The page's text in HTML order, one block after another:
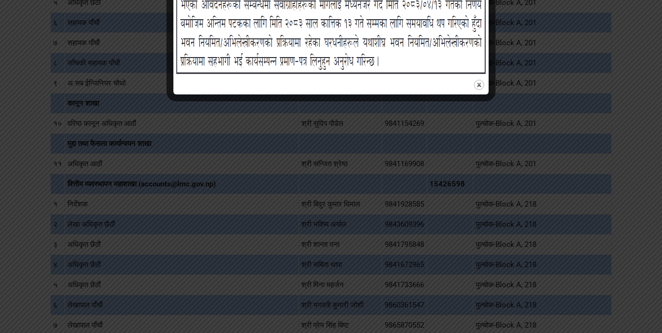
५ अधिकृत छैठौं श्री लक्ष्मी सुवेदी 9849141736 पुल्चोक-Block A, 201
६ सहायक पाँचौं श्री राम महर्जन 9841211161 पुल्चोक-Block A, 201
७ सहायक पाँचौं श्री उद्धव विष्ट 9841239832 पुल्चोक-Block A, 201
८ जाँचकी सहायक पाँचौं श्री माया नाथ पहरी पुल्चोक-Block A, 201
९ अ.सब ईन्जिनियर चौथो पुल्चोक-Block A, 201
कानून शाखा
१० वरिष्ठ कानून अधिकृत आठौं श्री सुदिप पौडेल 9841154269 पुल्चोक-Block A, 201
मुद्दा तथा फैसला कार्यान्वयन शाखा
११ अधिकृत आठौं श्री सन्जित श्रेष्ठ 9841169908 पुल्चोक-Block A, 201
वित्तीय व्यवस्थापन महाशाखा (accounts@lmc.gov.np) 15426598
१ निर्देशक श्री बिदुर कुमार धिमाल 9841928585 पुल्चोक-Block A, 218
२ लेखा अधिकृत छैठौं श्री भविष्य अर्याल 9843609396 पुल्चोक-Block A, 218
३ अधिकृत छैठौं श्री शान्ता पन्त 9841795848 पुल्चोक-Block A, 218
४ अधिकृत छैठौं श्री सबिता थापा 9841672965 पुल्चोक-Block A, 218
५ अधिकृत छैठौं श्री मिना महर्जन 9841733666 पुल्चोक-Block A, 218
६ लेखापाल पाँचौं श्री भगवती कुमारी जोशी 9860361547 पुल्चोक-Block A, 218
७ लेखापाल पाँचौं श्री प्रेम सिंह बिष्ट 9865870552 पुल्चोक-Block A, 218